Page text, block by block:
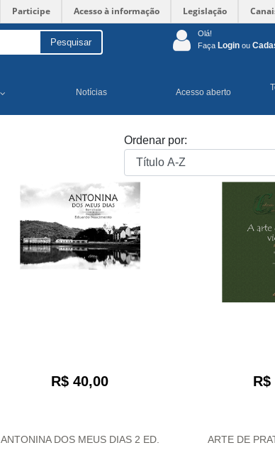
Participe Acesso à informação Legislação
Pesquisar
Olá!
Faça Login ou
Notícias Acesso aberto
Ordenar por:
R$ 40,00
ANTONINA DOS MEUS DIAS 2 ED.
R$
ARTE DE